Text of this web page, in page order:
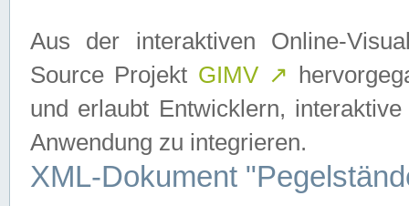
Aus der interaktiven Online-
Source Projekt GIMV ↗
und erlaubt Entwicklern,
Anwendung zu integrieren.
XML-Dokument